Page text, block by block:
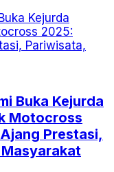
Buka Kejurda
Motocross
Prestasi,